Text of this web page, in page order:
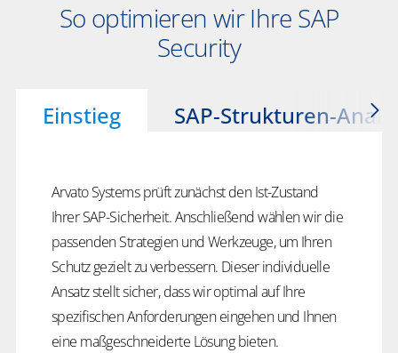
So optimieren wir Ihre SAP
Security
Einstieg SAP-Strukturen-
Arvato Systems prüft zunächst den Ist-Zustand
Ihrer SAP-Sicherheit. Anschließend wählen wir die
passenden Strategien und Werkzeuge, um Ihren
Schutz gezielt zu verbessern. Dieser individuelle
Ansatz stellt sicher, dass wir optimal auf Ihre
spezifischen Anforderungen eingehen und Ihnen
eine maßgeschneiderte Lösung bieten.